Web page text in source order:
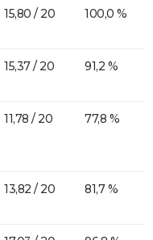
15,80 / 20 100,0 %
15,37 / 20 91,2 %
11,78 / 20 77,8 %
13,82 / 20 81,7 %